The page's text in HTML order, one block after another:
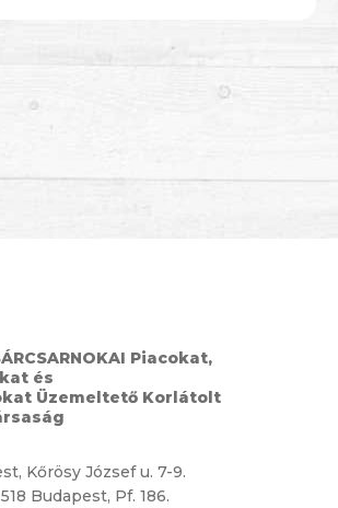
Piacokat,
és
Üzemeltető Korlátolt
Kőrösy József u. 7-9.
Budapest, Pf. 186.